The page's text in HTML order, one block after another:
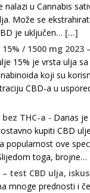
nalazi u Cannabis
Može se
je uključen… [...]
/ 1500 mg 2023
15% je vrsta ulja
koji su
CBD-a u
THC-a - Danas
kupiti CBD
popularnost ove
toga, brojne…
– test CBD ulja,
mnoge prednosti i